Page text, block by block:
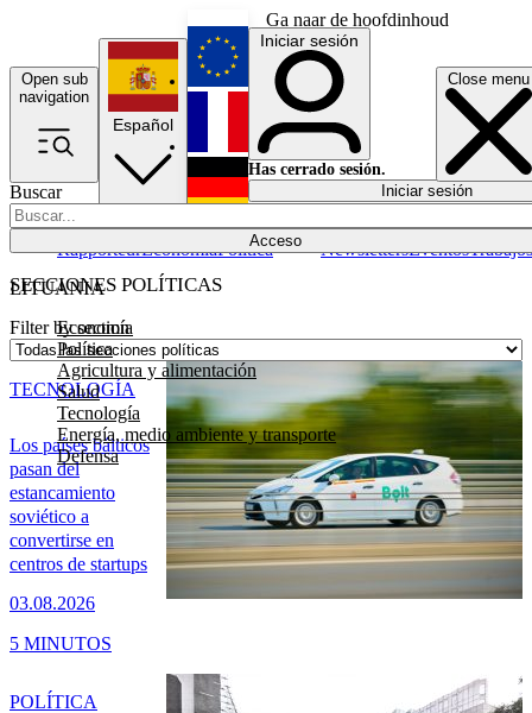
Ga naar de hoofdinhoud
Open sub
navigation
Close menu
Buscar
Acceso
SECCIONES POLÍTICAS
Economía
Política
Agricultura y alimentación
Salud
Tecnología
Energía, medio ambiente y transporte
Defensa
RapporteurEconomíaPolítica NewslettersEventosTrabajos
Español
English
Français
Iniciar sesión
Has cerrado sesión.
Iniciar sesión
LITUANIA
Filter by section
Los países bálticos
pasan del
estancamiento
soviético a
convertirse en
centros de startups
03.08.2026
TECNOLOGÍA
5 MINUTOS
POLÍTICA